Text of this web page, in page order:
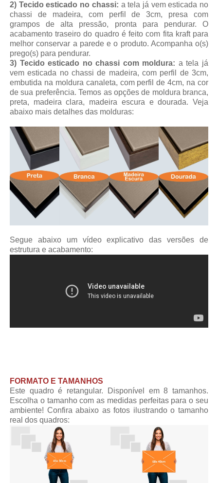
2) Tecido esticado no chassi: a tela já vem esticada no
chassi de madeira, com perfil de 3cm, presa com
grampos de alta pressão, pronta para pendurar. O
acabamento traseiro do quadro é feito com fita kraft para
melhor conservar a parede e o produto. Acompanha o(s)
prego(s) para pendurar.
3) Tecido esticado no chassi com moldura: a tela já
vem esticada no chassi de madeira, com perfil de 3cm,
embutida na moldura canaleta, com perfil de 4cm, na cor
de sua preferência. Temos as opções de moldura branca,
preta, madeira clara, madeira escura e dourada. Veja
abaixo mais detalhes das molduras:
Segue abaixo um vídeo explicativo das versões de
estrutura e acabamento:
FORMATO E TAMANHOS
Este quadro é retangular. Disponível em 8 tamanhos.
Escolha o tamanho com as medidas perfeitas para o seu
ambiente! Confira abaixo as fotos ilustrando o tamanho
real dos quadros: